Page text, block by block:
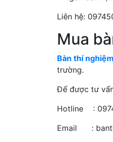
Liên hệ:
Mua
Bàn thí nghiệm
trường.
Để được tư
Hotline :
Email :